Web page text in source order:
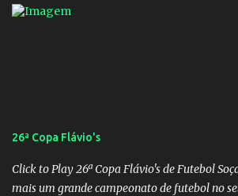
dos Santos Veículo: Rádio 730 TESOUREIRO
Castro Lino Veículo: TV Anhanguera Membro
Campos Filho Veículo: Rádio Difusora
Nome: Victor Hugo de Araújo Veículo: Equipe
02: Nome: Custódio Ricardo soares Teixeira
26ª Copa Flávio's
Click to Play 26ª Copa Flávio's de Futebol
mais um grande campeonato de futebol no